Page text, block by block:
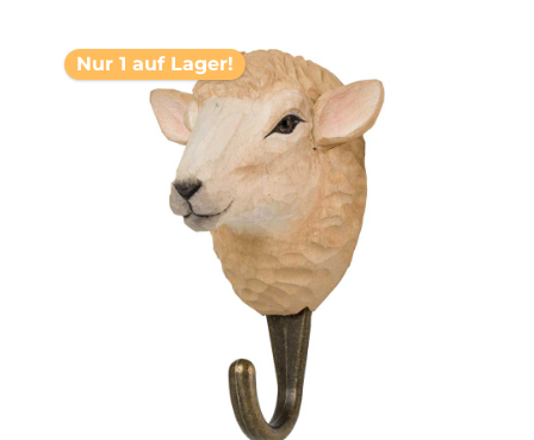
Nur 1 auf Lager!